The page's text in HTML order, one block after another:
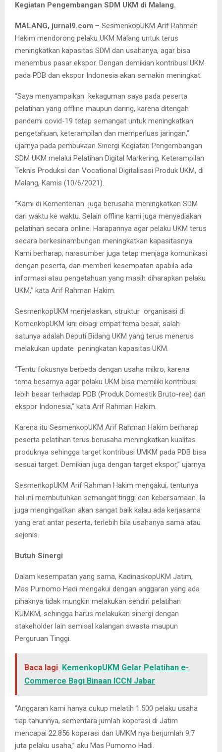
Kegiatan Pengembangan SDM UKM di Malang.
MALANG, jurnal9.com – SesmenkopUKM Arif Rahman
Hakim mendorong pelaku UKM Malang untuk terus
meningkatkan kapasitas SDM dan usahanya, agar bisa
menembus pasar ekspor. Dengan demikian kontribusi UKM
pada PDB dan ekspor Indonesia akan semakin meningkat.
“Saya menyampaikan kekaguman saya pada peserta
pelatihan yang offline maupun daring, karena ditengah
pandemi covid-19 tetap semangat untuk meningkatkan
pengetahuan, keterampilan dan memperluas jaringan,”
ujarnya pada pembukaan Sinergi Kegiatan Pengembangan
SDM UKM melalui Pelatihan Digital Markering, Keterampilan
Teknis Produksi dan Vocational Digitalisasi Produk UKM, di
Malang, Kamis (10/6/2021).
“Kami di Kementerian juga berusaha meningkatkan SDM
dari waktu ke waktu. Selain offline kami juga menyediakan
pelatihan secara online. Harapannya agar pelaku UKM terus
secara berkesinambungan meningkatkan kapasitasnya.
Kami berharap, narasumber juga tetap menjaga komunikasi
dengan peserta, dan memberi kesempatan apabila ada
informasi atau pengetahuan yang masih diharapkan pelaku
UKM,” kata Arif Rahman Hakim.
SesmenkopUKM menjelaskan, struktur organisasi di
KemenkopUKM kini dibagi empat tema besar, salah
satunya adalah Deputi Bidang UKM yang terus menerus
melakukan update peningkatan kapasitas UKM.
“Tentu fokusnya berbeda dengan usaha mikro, karena
tema besarnya agar pelaku UKM bisa memiliki kontribusi
lebih besar terhadap PDB (Produk Domestik Bruto-ree) dan
ekspor Indonesia,” kata Arif Rahman Hakim.
Karena itu SesmenkopUKM Arif Rahman Hakim berharap
peserta pelatihan terus berusaha meningkatkan kualitas
produknya sehingga target kontribusi UMKM pada PDB bisa
sesuai target. Demikian juga dengan target ekspor,” ujarnya.
SesmenkopUKM Arif Rahman Hakim mengakui, tentunya
hal ini membutuhkan semangat tinggi dan kebersamaan. Ia
juga mengingatkan akan sangat baik kalau ada kerjasama
yang erat antar peserta, terlebih bila usahanya sama atau
sejenis.
Butuh Sinergi
Dalam kesempatan yang sama, KadinaskopUKM Jatim,
Mas Purnomo Hadi mengakui dengan anggaran yang ada
pihaknya tidak mungkin melakukan sendiri pelatihan
KUMKM, sehingga harus melakukan sinergi dengan
stakeholder lain semisal kalangan swasta maupun
Perguruan Tinggi.
Baca lagi KemenkopUKM Gelar Pelatihan e-
Commerce Bagi Binaan ICCN Jabar
“Anggaran kami hanya cukup melatih 1.500 pelaku usaha
tiap tahunnya, sementara jumlah koperasi di Jatim
mencapai 22.856 koperasi dan UMKM nya berjumlah 9,7
juta pelaku usaha,” aku Mas Purnomo Hadi.